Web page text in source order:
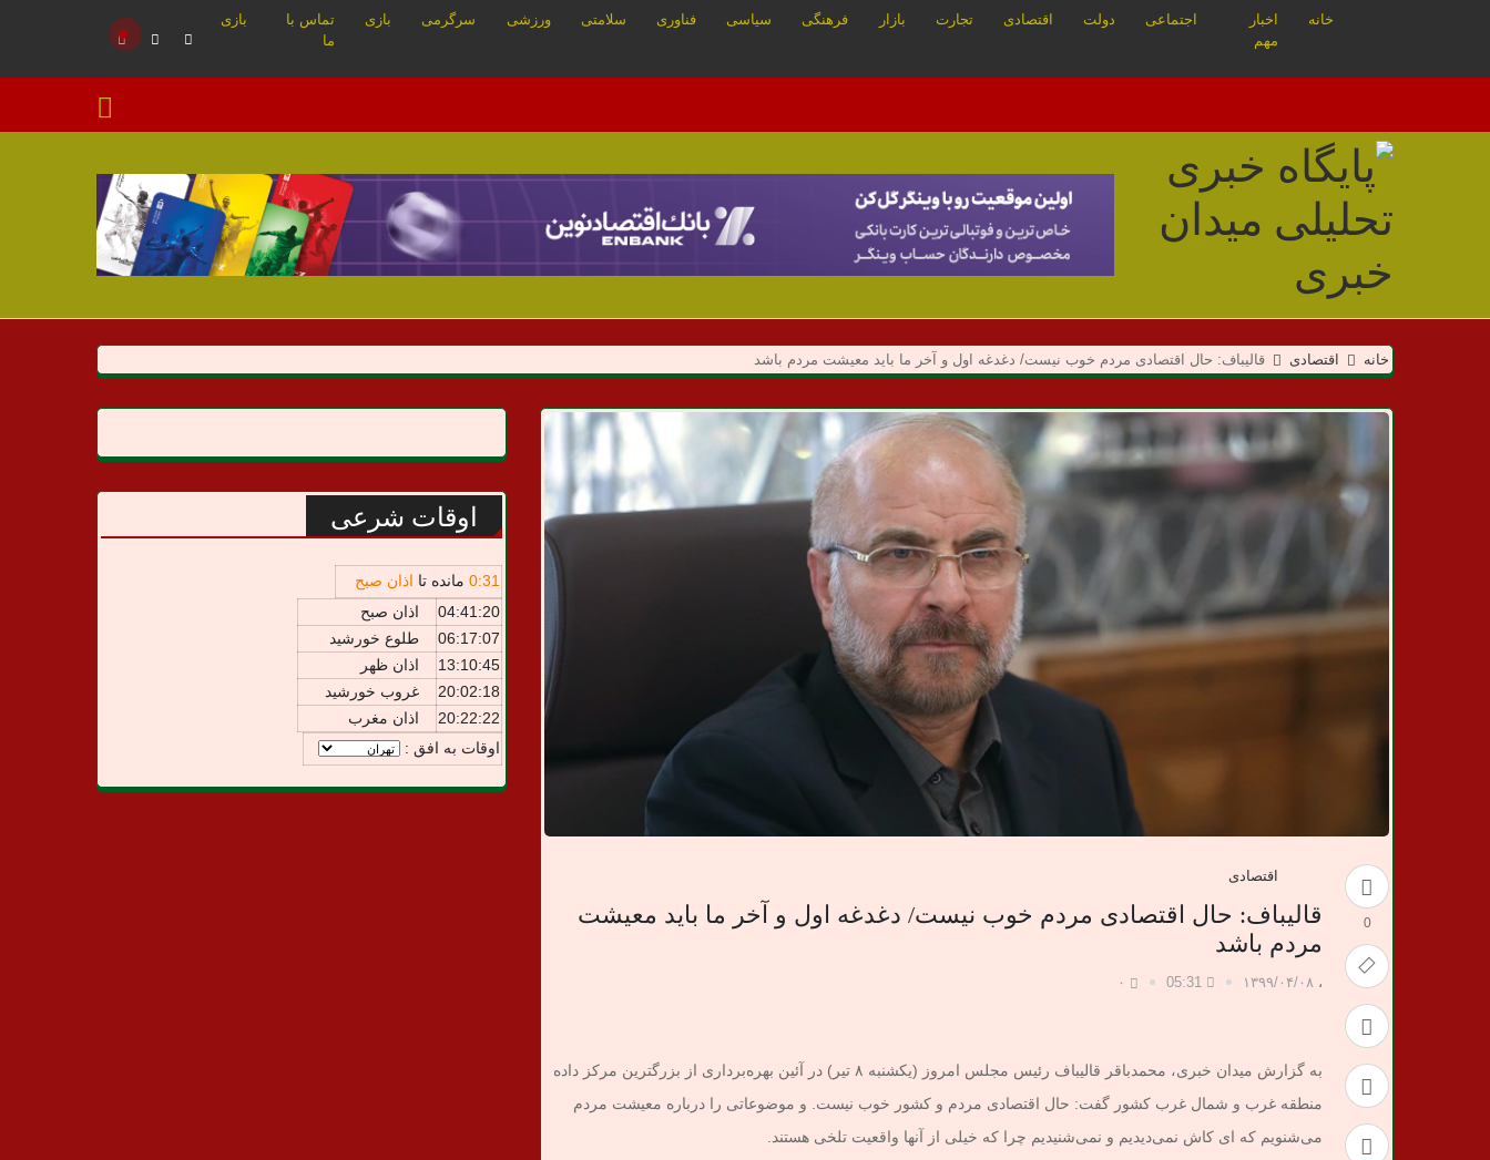
خانه
اخبار
مهم
اجتماعی دولت اقتصادی تجارت بازار فرهنگی سیاسی فناوری سلامتی ورزشی سرگرمی بازی
تماس با
ما
بازی
م
ی
د
ا
ن
خ
ب
ی
خانه اقتصادی قالیباف: ‌حال اقتصادی مردم خوب نیست/ دغدغه اول و آخر ما باید معیشت مردم باشد
0
اقتصادی
قالیباف: ‌حال اقتصادی مردم خوب نیست/ دغدغه اول و آخر ما باید معیشت
مردم باشد
، ۱۳۹۹/۰۴/۰۸ 05:31 ۰
به گزارش میدان خبری، محمدباقر قالیباف رئیس مجلس امروز (یکشنبه ۸ تیر) در آئین بهره‌برداری از بزرگترین مرکز داده
منطقه غرب و شمال غرب کشور گفت: ‌حال اقتصادی مردم و کشور خوب نیست. و موضوعاتی را درباره معیشت مردم
می‌شنویم که ای کاش نمی‌دیدیم و نمی‌شنیدیم چرا که خیلی از آنها واقعیت تلخی هستند.
اوقات شرعی
0:31 مانده تا اذان صبح
04:41:20
اذان صبح
06:17:07
طلوع خورشید
13:10:45
اذان ظهر
20:02:18
غروب خورشید
20:22:22
اذان مغرب
اوقات به افق :